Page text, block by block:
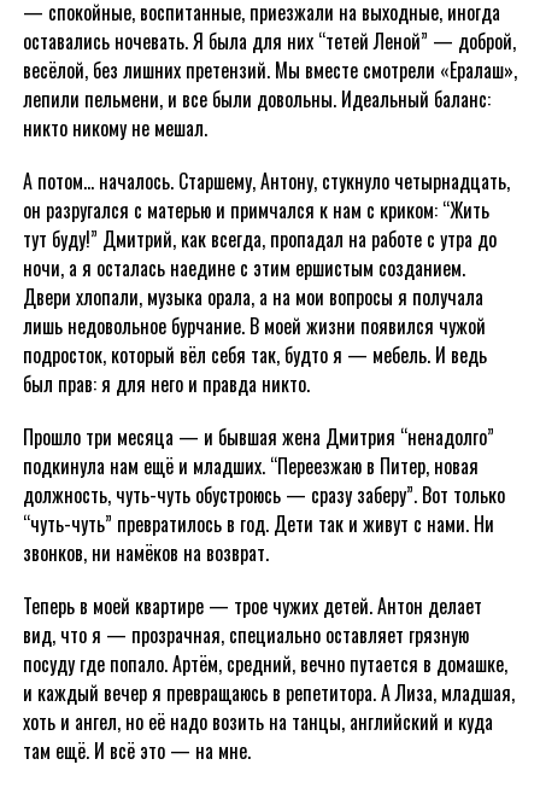
— спокойные, воспитанные, приезжали на выходные, иногда
оставались ночевать. Я была для них “тетей Леной” — доброй,
весёлой, без лишних претензий. Мы вместе смотрели «Ералаш»,
лепили пельмени, и все были довольны. Идеальный баланс:
никто никому не мешал.
А потом… началось. Старшему, Антону, стукнуло четырнадцать,
он разругался с матерью и примчался к нам с криком: “Жить
тут буду!” Дмитрий, как всегда, пропадал на работе с утра до
ночи, а я осталась наедине с этим ершистым созданием.
Двери хлопали, музыка орала, а на мои вопросы я получала
лишь недовольное бурчание. В моей жизни появился чужой
подросток, который вёл себя так, будто я — мебель. И ведь
был прав: я для него и правда никто.
Прошло три месяца — и бывшая жена Дмитрия “ненадолго”
подкинула нам ещё и младших. “Переезжаю в Питер, новая
должность, чуть-чуть обустроюсь — сразу заберу”. Вот только
“чуть-чуть” превратилось в год. Дети так и живут с нами. Ни
звонков, ни намёков на возврат.
Теперь в моей квартире — трое чужих детей. Антон делает
вид, что я — прозрачная, специально оставляет грязную
посуду где попало. Артём, средний, вечно путается в домашке,
и каждый вечер я превращаюсь в репетитора. А Лиза, младшая,
хоть и ангел, но её надо возить на танцы, английский и куда
там ещё. И всё это — на мне.